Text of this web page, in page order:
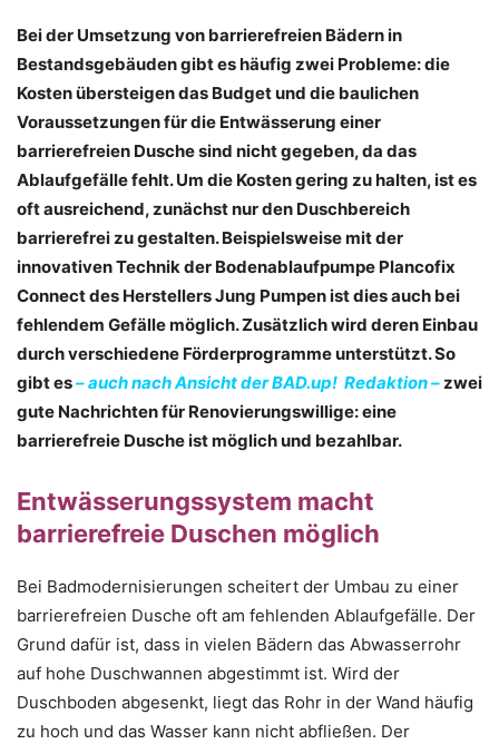
Bei der Umsetzung von barrierefreien Bädern in
Bestandsgebäuden gibt es häufig zwei Probleme: die
Kosten übersteigen das Budget und die baulichen
Voraussetzungen für die Entwässerung einer
barrierefreien Dusche sind nicht gegeben, da das
Ablaufgefälle fehlt. Um die Kosten gering zu halten, ist es
oft ausreichend, zunächst nur den Duschbereich
barrierefrei zu gestalten. Beispielsweise mit der
innovativen Technik der Bodenablaufpumpe Plancofix
Connect des Herstellers Jung Pumpen ist dies auch bei
fehlendem Gefälle möglich. Zusätzlich wird deren Einbau
durch verschiedene Förderprogramme unterstützt. So
gibt es– auch nach Ansicht der BAD.up! Redaktion –zwei
gute Nachrichten für Renovierungswillige: eine
barrierefreie Dusche ist möglich und bezahlbar.
Entwässerungssystem macht
barrierefreie Duschen möglich
Bei Badmodernisierungen scheitert der Umbau zu einer
barrierefreien Dusche oft am fehlenden Ablaufgefälle. Der
Grund dafür ist, dass in vielen Bädern das Abwasserrohr
auf hohe Duschwannen abgestimmt ist. Wird der
Duschboden abgesenkt, liegt das Rohr in der Wand häufig
zu hoch und das Wasser kann nicht abfließen. Der